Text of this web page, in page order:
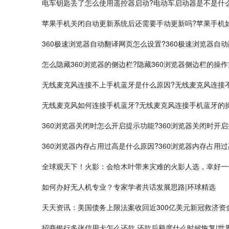
电车钥匙丢了怎么使用遥控器启动?电动车启动器是不是什
苹果手机关闭自动更新系统后还需要手动更新吗?苹果手机
360极速浏览器自动翻译网页怎么设置?360极速浏览器自
怎么隐藏360浏览器的侧边栏?隐藏360浏览器侧边栏的操
无线麦克风连接不上手机蓝牙是什么原因?无线麦克风连
无线麦克风如何连接手机蓝牙?无线麦克风连接手机蓝牙的
360浏览器关闭时怎么开启提示功能?360浏览器关闭时开
360浏览器内存占用过高是什么原因?360浏览器内存占用
全球观天下！火影：会给木叶带来灾难的火影人选，幸好
如何办好无人机专业？专家学者共话发展思路|环球精选
天天资讯：美国债务上限法案收回近300亿美元新冠救济资